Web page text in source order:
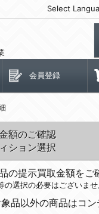
Select
会員登録
額のご確認
ション選択
の提示買取金額をご
選択の必要はございませ
品以外の商品はコ